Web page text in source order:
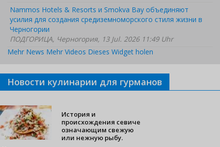
Nammos Hotels & Resorts и Smokva Bay объединяют
усилия для создания средиземноморского стиля жизни в
Черногории
ПОДГОРИЦА, Черногория, 13 Jul. 2026 11:49 Uhr
Mehr News Mehr Videos Dieses Widget holen
Новости кулинарии для гурманов
История и
происхождения севиче
означающим свежую
или нежную рыбу.